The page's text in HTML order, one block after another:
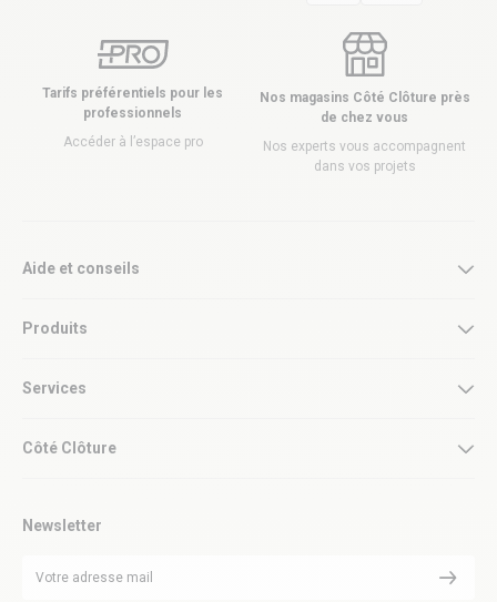
Tarifs préférentiels pour les
professionnels
Accéder à l’espace pro
Nos magasins Côté Clôture près
de chez vous
Nos experts vous accompagnent
dans vos projets
Aide et conseils
Produits
Services
Côté Clôture
Newsletter